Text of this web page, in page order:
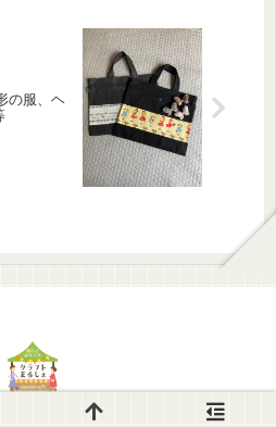
の服、ヘ
Akashi-CraftMarche.